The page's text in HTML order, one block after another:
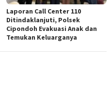
Laporan Call Center 110
Ditindaklanjuti, Polsek
Cipondoh Evakuasi Anak dan
Temukan Keluarganya